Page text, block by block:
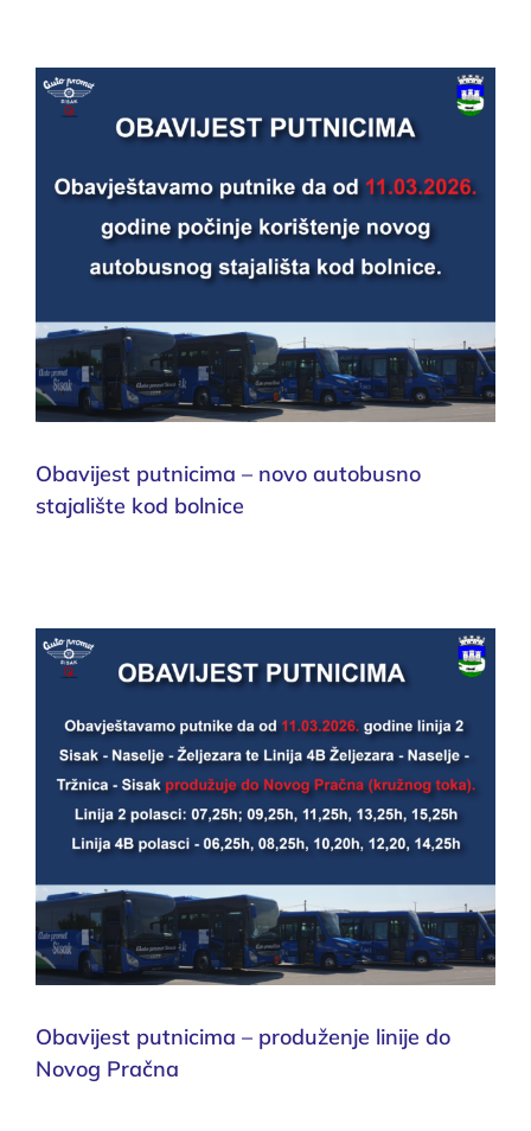
Obavijest putnicima – novo autobusno
stajalište kod bolnice
Obavijest putnicima – produženje linije do
Novog Pračna